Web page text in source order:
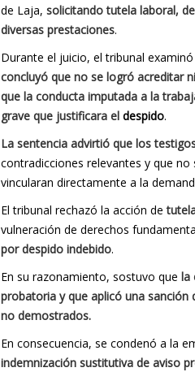
de Laja, solicitando tutela laboral,
diversas prestaciones.
Durante el juicio, el tribunal
concluyó que no se logró acreditar
que la conducta imputada a la
grave que justificara el despido.
La sentencia advirtió que los
contradicciones relevantes y que
vincularan directamente a la
El tribunal rechazó la acción de
vulneración de derechos
por despido indebido.
En su razonamiento, sostuvo que la
probatoria y que aplicó una
no demostrados.
En consecuencia, se condenó a la
indemnización sustitutiva de aviso